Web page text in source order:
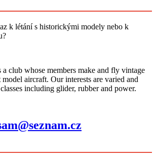
k létání s historickými modely nebo k
a club whose members make and fly vintage
aircraft. Our interests are varied and
including glider, rubber and power.